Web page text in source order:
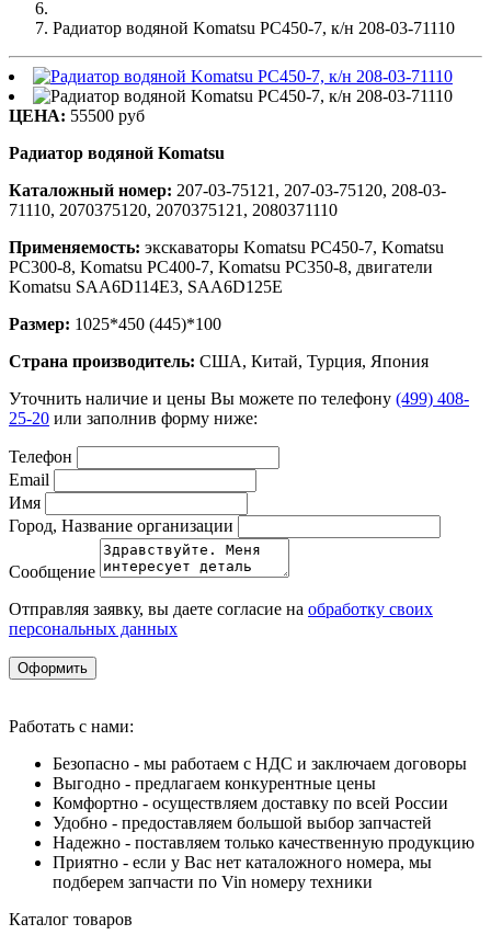
Радиатор водяной Komatsu PC450-7, к/н 208-03-71110
ЦЕНА: 55500 руб
Радиатор водяной Komatsu
Каталожный номер: 207-03-75121, 207-03-75120, 208-03-
71110, 2070375120, 2070375121, 2080371110
Применяемость: экскаваторы Komatsu PC450-7, Komatsu
PC300-8, Komatsu PC400-7, Komatsu PC350-8, двигатели
Komatsu SAA6D114E3, SAA6D125E
Размер: 1025*450 (445)*100
Страна производитель: США, Китай, Турция, Япония
Уточнить наличие и цены Вы можете по телефону (499) 408-
25-20 или заполнив форму ниже:
Телефон
Email
Имя
Город, Название организации
Сообщение
Отправляя заявку, вы даете согласие на обработку своих
персональных данных
Оформить
Работать с нами:
Безопасно - мы работаем с НДС и заключаем договоры
Выгодно - предлагаем конкурентные цены
Комфортно - осуществляем доставку по всей России
Удобно - предоставляем большой выбор запчастей
Надежно - поставляем только качественную продукцию
Приятно - если у Вас нет каталожного номера, мы
подберем запчасти по Vin номеру техники
Каталог товаров